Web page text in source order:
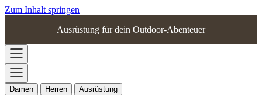
Zum Inhalt springen
Ausrüstung für dein Outdoor-Abenteuer
Damen Herren Ausrüstung